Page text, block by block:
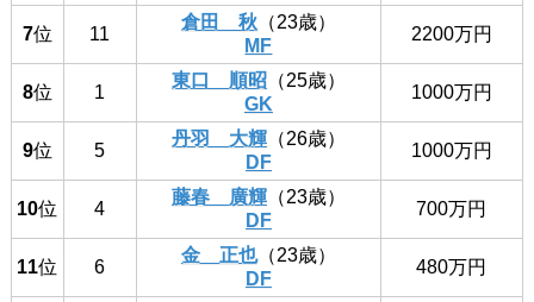
7位 11
倉田 秋（23歳）
MF
2200万円
8位 1
東口 順昭（25歳）
GK
1000万円
9位 5
丹羽 大輝（26歳）
DF
1000万円
10位 4
藤春 廣輝（23歳）
DF
700万円
11位 6
金 正也（23歳）
DF
480万円